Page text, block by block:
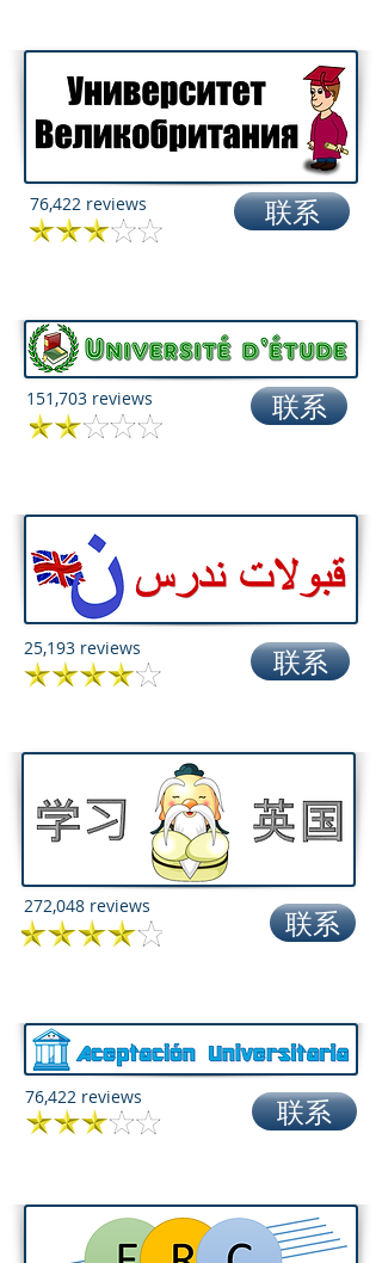
76,422 reviews 联系
151,703 reviews 联系
25,193 reviews 联系
272,048 reviews 联系
76,422 reviews 联系